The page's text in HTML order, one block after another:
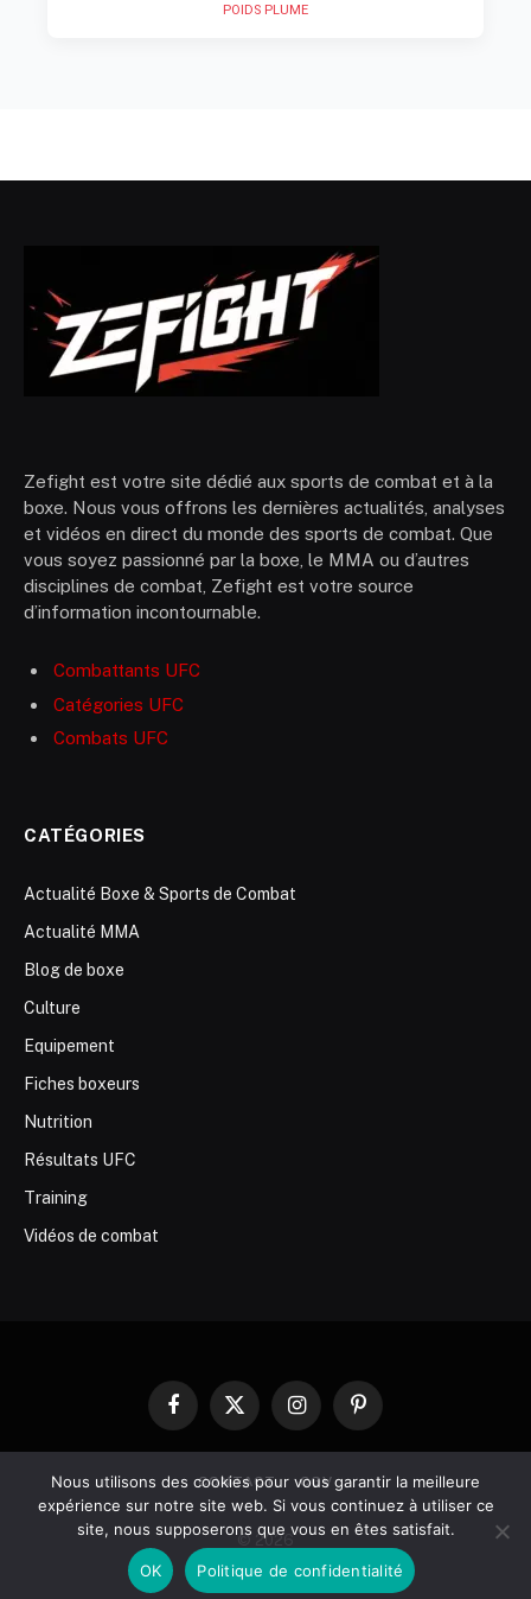
POIDS PLUME
Zefight est votre site dédié aux sports de combat et à la
boxe. Nous vous offrons les dernières actualités, analyses
et vidéos en direct du monde des sports de combat. Que
vous soyez passionné par la boxe, le MMA ou d’autres
disciplines de combat, Zefight est votre source
d’information incontournable.
Combattants UFC
Catégories UFC
Combats UFC
CATÉGORIES
Actualité Boxe & Sports de Combat
Actualité MMA
Blog de boxe
Culture
Equipement
Fiches boxeurs
Nutrition
Résultats UFC
Training
Vidéos de combat
Facebook
X
InstagramPinterest
CONTACT CGV
© 2026
Nous utilisons des cookies pour vous garantir la meilleure
expérience sur notre site web. Si vous continuez à utiliser ce
site, nous supposerons que vous en êtes satisfait.
OK Politique de confidentialité